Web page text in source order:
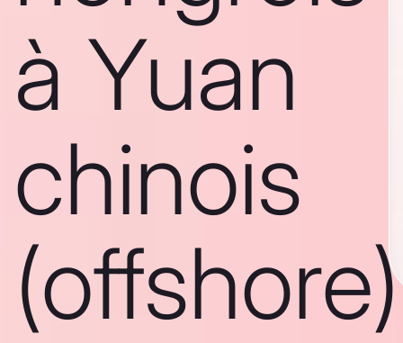
à Yuan
chinois
(offshore)